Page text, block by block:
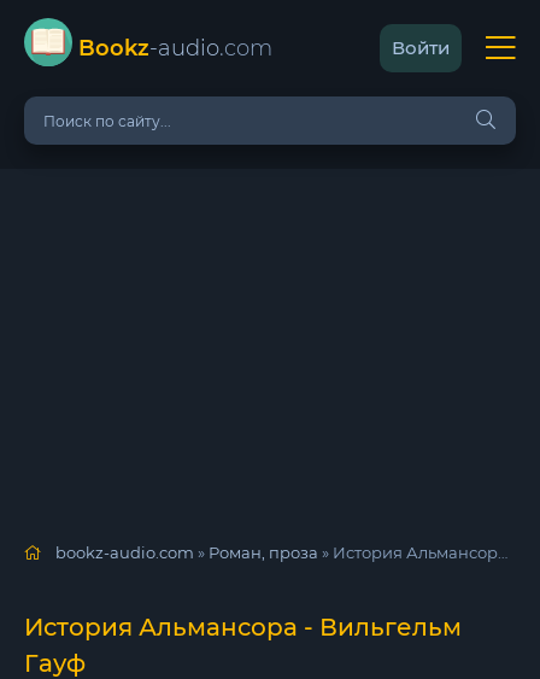
Bookz-audio.com Войти
bookz-audio.com » Роман, проза » История Альмансора - Вильгельм Гауф
История Альмансора - Вильгельм
Гауф